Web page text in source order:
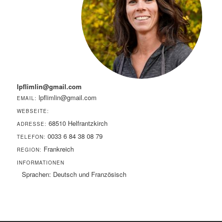
lpflimlin@gmail.com
EMAIL: lpflimlin@gmail.com
WEBSEITE:
ADRESSE:68510 Helfrantzkirch
TELEFON:0033 6 84 38 08 79
REGION: Frankreich
INFORMATIONEN
Sprachen: Deutsch und Französisch